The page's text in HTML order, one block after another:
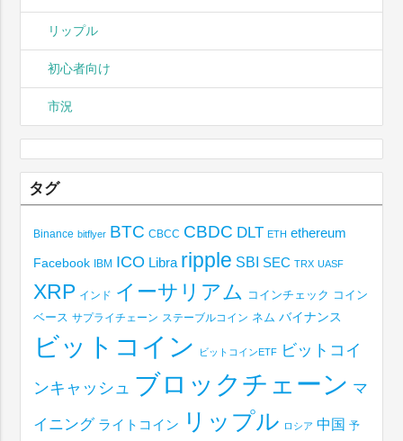
リップル
初心者向け
市況
タグ
Binance bitflyer BTC CBCC CBDC DLT ETH ethereum
Facebook IBM ICO Libra ripple SBI SEC TRX UASF
XRP インド イーサリアム コインチェック コイン
ベース サプライチェーン ステーブルコイン ネム バイナンス
ビットコイン ビットコインETF ビットコイ
ンキャッシュ ブロックチェーン マ
イニング ライトコイン リップル ロシア 中国 予